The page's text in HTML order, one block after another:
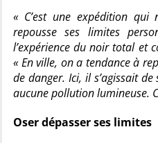
« C’est une expédition qui
repousse ses limites
l’expérience du noir total et
« En ville, on a tendance à
de danger. Ici, il s’agissait
aucune pollution lumineuse.
Oser dépasser ses limites